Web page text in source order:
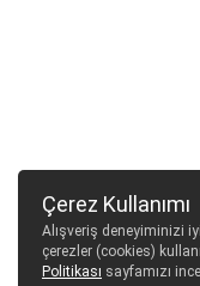
Çerez Kullanımı
Alışveriş deneyiminizi
çerezler (cookies)
Politikası sayfamızı